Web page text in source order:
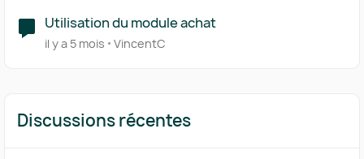
Utilisation du module achat
il y a 5 mois VincentC
Discussions récentes